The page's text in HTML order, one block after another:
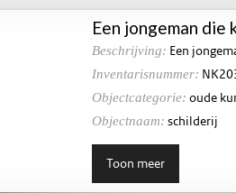
Een jongeman die
Beschrijving: Een
Inventarisnummer:
Objectcategorie: oude
Objectnaam: schilderij
Toon meer